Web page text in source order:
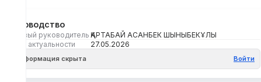
Руководство
Первый руководитель ҚАРТАБАЙ АСАНБЕК ШЫНЫБЕКҰЛЫ
Дата актуальности
27.05.2026
Информация скрыта Войти